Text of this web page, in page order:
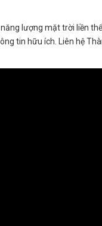
lượng mặt trời liền
tin hữu ích. Liên hệ